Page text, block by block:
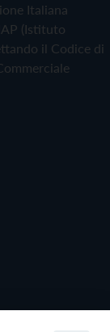
Italiana
(Istituto
il Codice di